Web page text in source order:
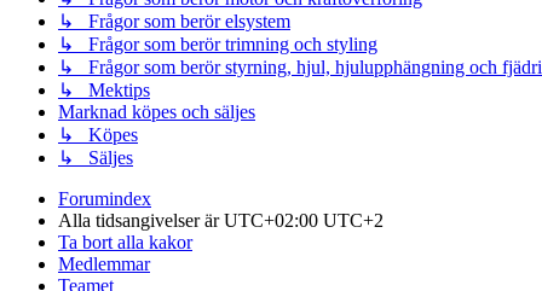
↳ Frågor som berör elsystem
↳ Frågor som berör trimning och styling
↳ Frågor som berör styrning, hjul, hjulupphängning och
↳ Mektips
Marknad köpes och säljes
↳ Köpes
↳ Säljes
Forumindex
Alla tidsangivelser är UTC+02:00 UTC+2
Ta bort alla kakor
Medlemmar
Teamet